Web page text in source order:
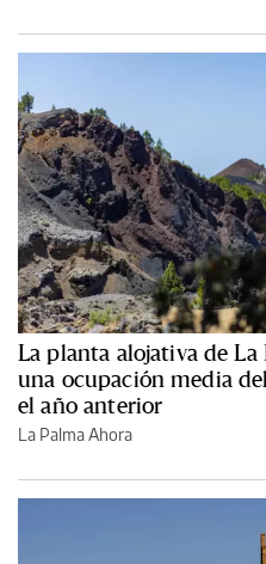
La planta alojativa de
una ocupación media
el año anterior
La Palma Ahora